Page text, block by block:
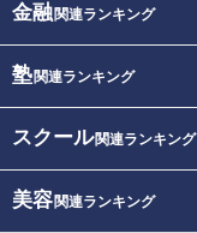
金融関連ランキング
塾関連ランキング
スクール関連ランキング
美容関連ランキング